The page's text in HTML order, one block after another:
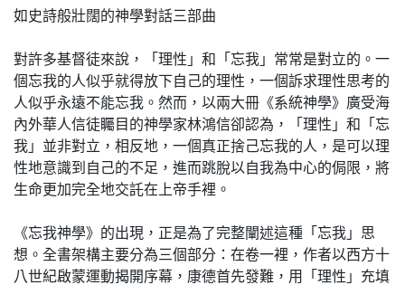
如史詩般壯闊的神學對話三部曲
對許多基督徒來說，「理性」和「忘我」常常是對立的。一
個忘我的人似乎就得放下自己的理性，一個訴求理性思考的
人似乎永遠不能忘我。然而，以兩大冊《系統神學》廣受海
內外華人信徒矚目的神學家林鴻信卻認為，「理性」和「忘
我」並非對立，相反地，一個真正捨己忘我的人，是可以理
性地意識到自己的不足，進而跳脫以自我為中心的侷限，將
生命更加完全地交託在上帝手裡。
《忘我神學》的出現，正是為了完整闡述這種「忘我」思
想。全書架構主要分為三個部分：在卷一裡，作者以西方十
八世紀啟蒙運動揭開序幕，康德首先發難，用「理性」充填